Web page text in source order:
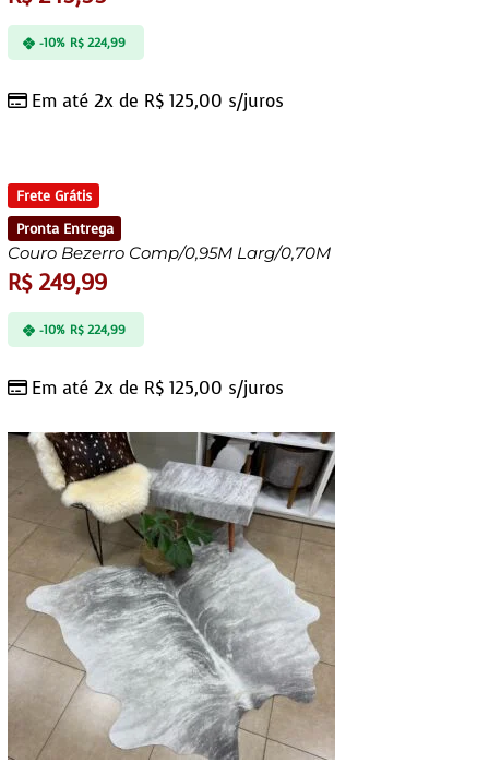
Em até 2x de R$ 125,00 s/juros
-10% R$224,99
Frete Grátis
Pronta Entrega
Couro Bezerro Comp/0,95M Larg/0,70M
R$249,99
Em até 2x de R$ 125,00 s/juros
-10% R$224,99